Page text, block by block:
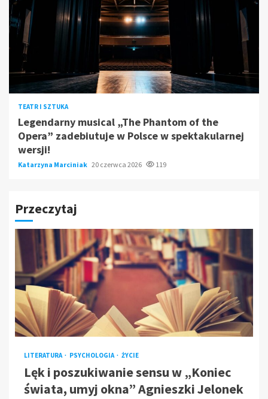
TEATR I SZTUKA
Legendarny musical „The Phantom of the
Opera” zadebiutuje w Polsce w spektakularnej
wersji!
Katarzyna Marciniak 20 czerwca 2026 119
Przeczytaj
LITERATURA PSYCHOLOGIA ŻYCIE
Lęk i poszukiwanie sensu w „Koniec
świata, umyj okna” Agnieszki Jelonek